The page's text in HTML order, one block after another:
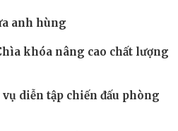
anh hùng
khóa nâng cao chất lượng
diễn tập chiến đấu phòng